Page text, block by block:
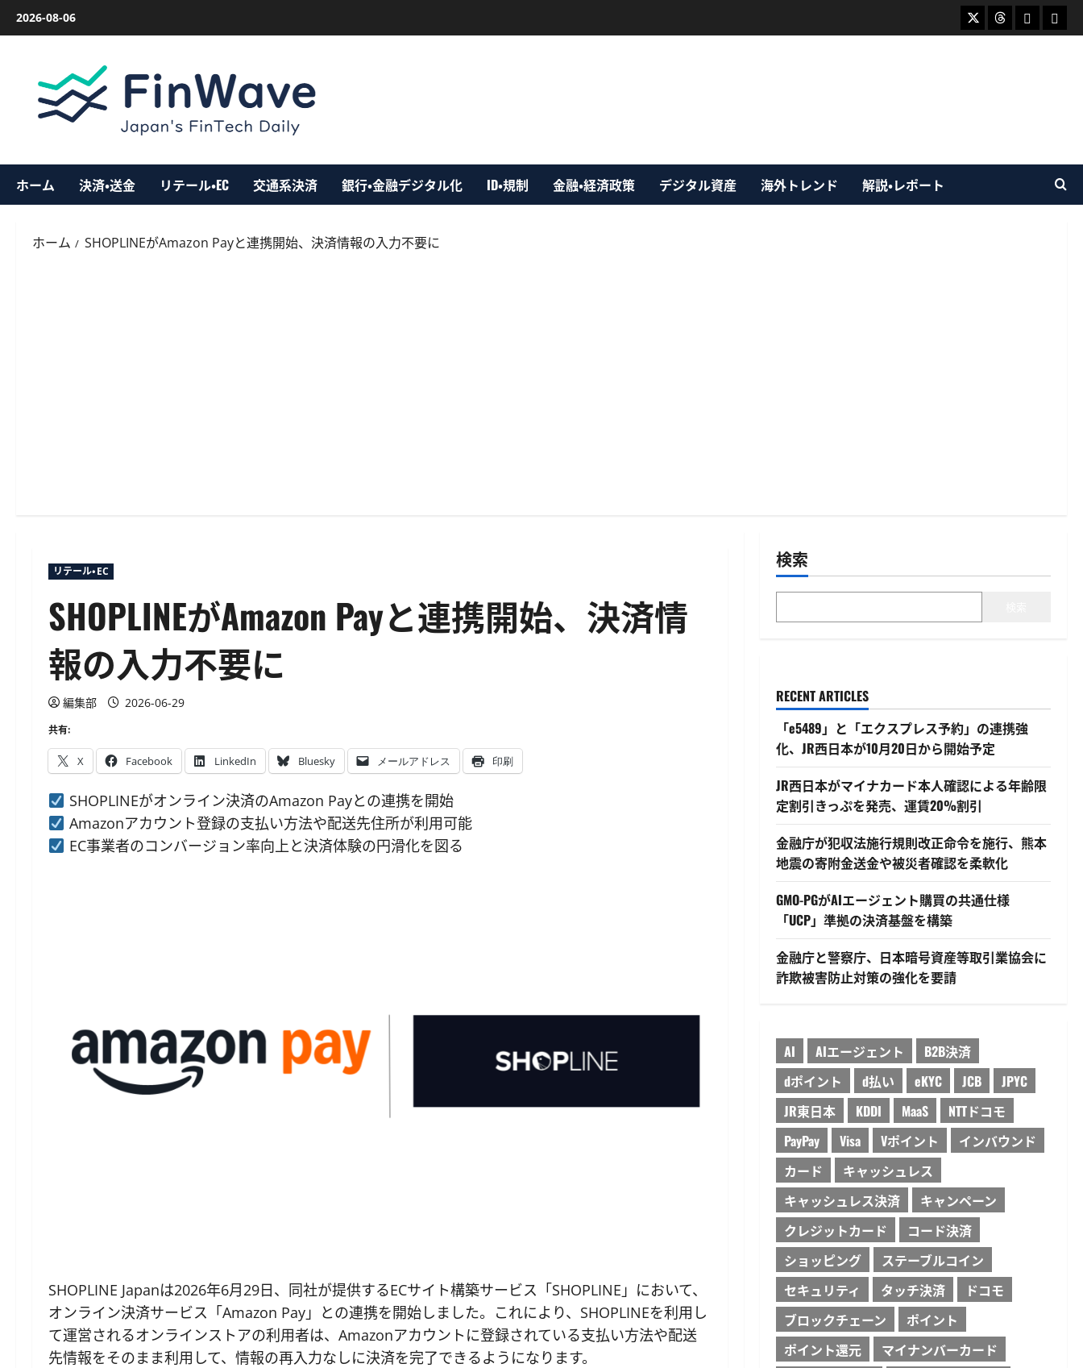
2026-08-06 X ThreadsBluesky
ホーム 決済・送金 リテール・EC 交通系決済 銀行・金融デジタル化 ID・規制 金融・経済政策 デジタル資産 海外トレンド 解説・レポート
ホーム SHOPLINEがAmazon Payと連携開始、決済情報の入力不要に
リテール・EC
SHOPLINEがAmazon Payと連携開始、決済情
報の入力不要に
編集部 2026-06-29
共有:
X Facebook LinkedIn Bluesky メールアドレス 印刷
SHOPLINEがオンライン決済のAmazon Payとの連携を開始
Amazonアカウント登録の支払い方法や配送先住所が利用可能
EC事業者のコンバージョン率向上と決済体験の円滑化を図る
SHOPLINE Japanは2026年6月29日、同社が提供するECサイト構築サービス「SHOPLINE」において、
オンライン決済サービス「Amazon Pay」との連携を開始しました。これにより、SHOPLINEを利用し
て運営されるオンラインストアの利用者は、Amazonアカウントに登録されている支払い方法や配送
先情報をそのまま利用して、情報の再入力なしに決済を完了できるようになります。
検索
RECENT ARTICLES
「e5489」と「エクスプレス予約」の連携強
化、JR西日本が10月20日から開始予定
JR西日本がマイナカード本人確認による年齢限
定割引きっぷを発売、運賃20%割引
金融庁が犯収法施行規則改正命令を施行、熊本
地震の寄附金送金や被災者確認を柔軟化
GMO-PGがAIエージェント購買の共通仕様
「UCP」準拠の決済基盤を構築
金融庁と警察庁、日本暗号資産等取引業協会に
詐欺被害防止対策の強化を要請
AI AIエージェント
B2B決済
dポイント
d払い eKYC JCB
JPYC
JR東日本
KDDI MaaS
NTTドコモ
PayPay
Visa Vポイント
インバウンド
カード
キャッシュレス
キャッシュレス決済
キャンペーン
クレジットカード
コード決済
ショッピング
ステーブルコイン
セキュリティ
タッチ決済
ドコモ
ブロックチェーン
ポイント
ポイント還元
マイナンバーカード